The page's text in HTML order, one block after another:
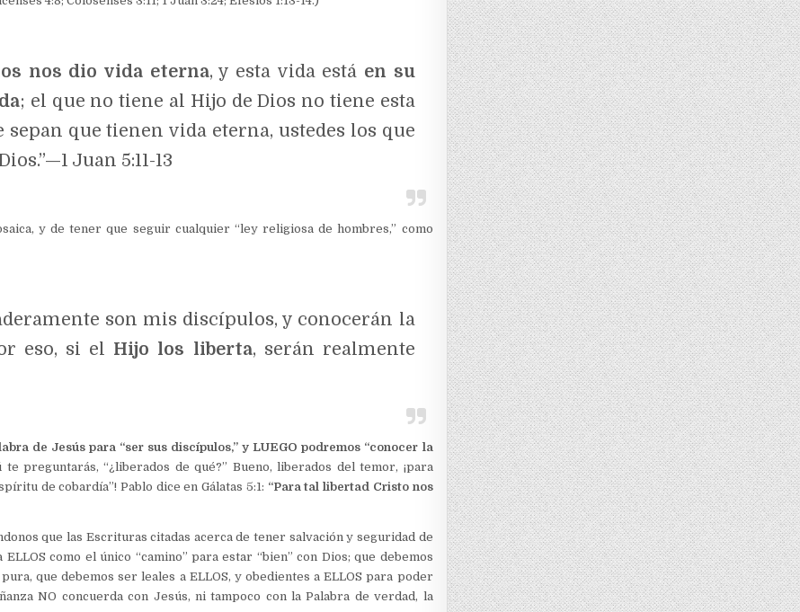
nos dio vida eterna, y esta vida está en su
; el que no tiene al Hijo de Dios no tiene esta
sepan que tienen vida eterna, ustedes los que
Juan 5:11-13
y de tener que seguir cualquier “ley religiosa de hombres,” como
son mis discípulos, y conocerán la
eso, si el Hijo los liberta, serán realmente
de Jesús para “ser sus discípulos,” y LUEGO podremos “conocer la
te preguntarás, “¿liberados de qué?” Bueno, liberados del temor, ¡para
de cobardía”! Pablo dice en Gálatas 5:1: “Para tal libertad Cristo nos
que las Escrituras citadas acerca de tener salvación y seguridad de
como el único “camino” para estar “bien” con Dios; que debemos
que debemos ser leales a ELLOS, y obedientes a ELLOS para poder
NO concuerda con Jesús, ni tampoco con la Palabra de verdad, la